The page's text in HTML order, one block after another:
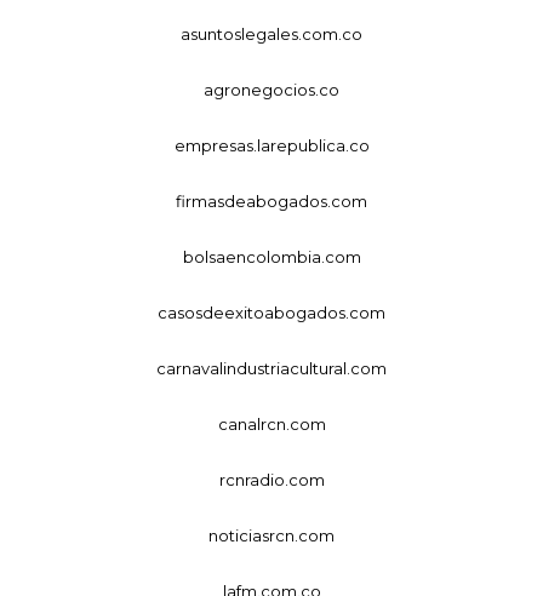
asuntoslegales.com.co
agronegocios.co
empresas.larepublica.co
firmasdeabogados.com
bolsaencolombia.com
casosdeexitoabogados.com
carnavalindustriacultural.com
canalrcn.com
rcnradio.com
noticiasrcn.com
lafm.com.co